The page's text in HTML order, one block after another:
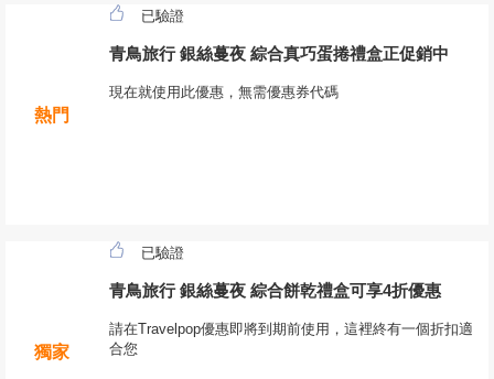
熱門
已驗證
青鳥旅行 銀絲蔓夜 綜合真巧蛋捲禮盒正促銷中
現在就使用此優惠，無需優惠券代碼
獨家
已驗證
青鳥旅行 銀絲蔓夜 綜合餅乾禮盒可享4折優惠
請在Travelpop優惠即將到期前使用，這裡終有一個折扣適
合您